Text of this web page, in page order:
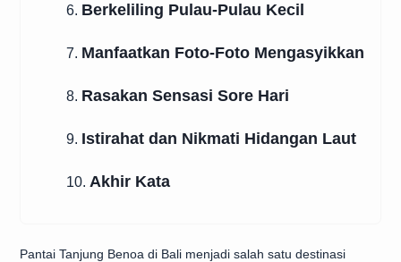
6. Berkeliling Pulau-Pulau Kecil
7. Manfaatkan Foto-Foto Mengasyikkan
8. Rasakan Sensasi Sore Hari
9. Istirahat dan Nikmati Hidangan Laut
10. Akhir Kata
Pantai Tanjung Benoa di Bali menjadi salah satu destinasi